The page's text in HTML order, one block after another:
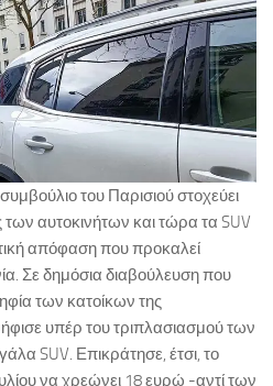
του Παρισιού στοχεύει
αυτοκινήτων και τώρα τα SUV
απόφαση που προκαλεί
Σε δημόσια διαβούλευση που
των κατοίκων της
υπέρ του τριπλασιασμού των
SUV. Επικράτησε, έτσι, το
να χρεώνει 18 ευρώ -αντί των